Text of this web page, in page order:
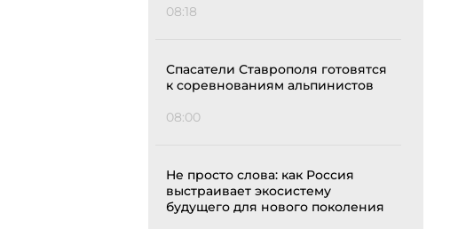
08:18
Спасатели Ставрополя готовятся
к соревнованиям альпинистов
08:00
Не просто слова: как Россия
выстраивает экосистему
будущего для нового поколения